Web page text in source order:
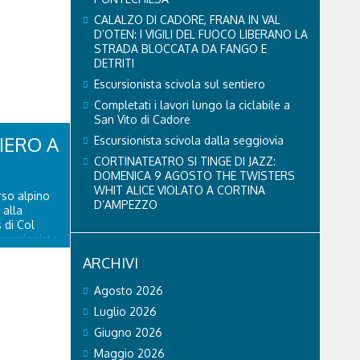
A
alpino
alla
di Col
una
CALALZO DI CADORE, FRANA IN VAL
D’OTEN: I VIGILI DEL FUOCO LIBERANO LA
STRADA BLOCCATA DA FANGO E
DETRITI
Escursionista scivola sul sentiero
Completati i lavori lungo la ciclabile a
San Vito di Cadore
Escursionista scivola dalla seggiovia
CORTINATEATRO SI TINGE DI JAZZ:
DOMENICA 9 AGOSTO THE TWISTERS
WHIT ALICE VIOLATO A CORTINA
D’AMPEZZO
ARCHIVI
Agosto 2026
Luglio 2026
Giugno 2026
Maggio 2026